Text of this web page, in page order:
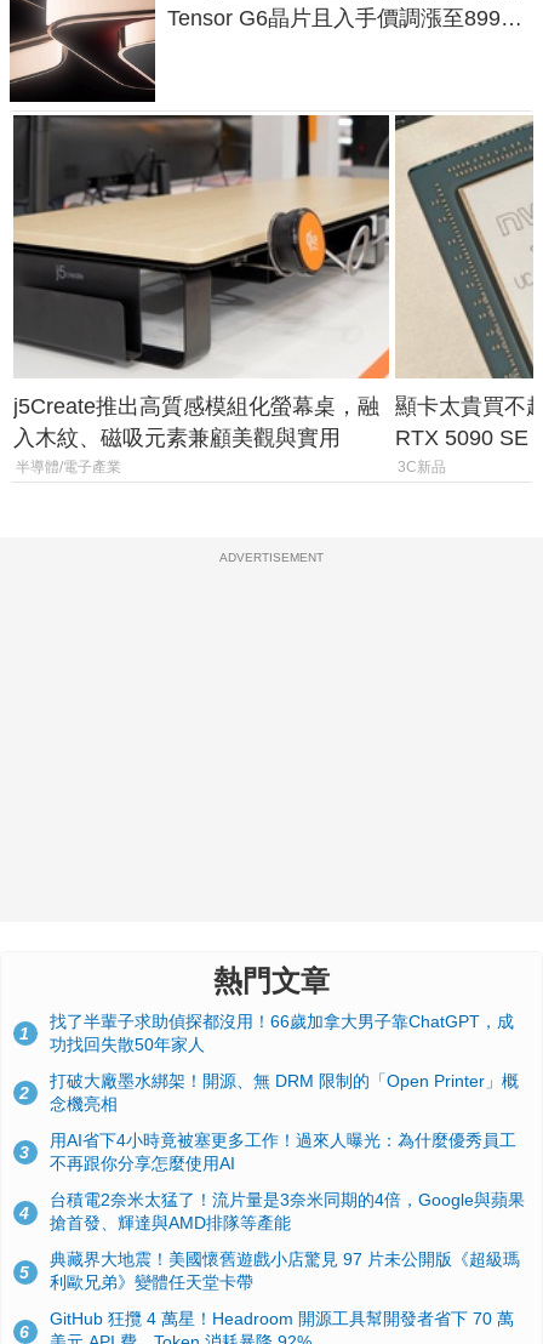
Tensor G6晶片且入手價調漲至899美
j5Create推出高質感模組化螢幕桌，融
入木紋、磁吸元素兼顧美觀與實用
半導體/電子產業
顯卡太貴買不
RTX 5090 SE
體
3C新品
ADVERTISEMENT
熱門文章
1
找了半輩子求助偵探都沒用！66歲加拿大男子靠ChatGPT，成
功找回失散50年家人
2
打破大廠墨水綁架！開源、無 DRM 限制的「Open Printer」概
念機亮相
3
用AI省下4小時竟被塞更多工作！過來人曝光：為什麼優秀員工
不再跟你分享怎麼使用AI
4
台積電2奈米太猛了！流片量是3奈米同期的4倍，Google與蘋果
搶首發、輝達與AMD排隊等產能
5
典藏界大地震！美國懷舊遊戲小店驚見 97 片未公開版《超級瑪
利歐兄弟》變體任天堂卡帶
6
GitHub 狂攬 4 萬星！Headroom 開源工具幫開發者省下 70 萬